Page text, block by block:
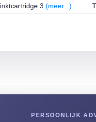
inktcartridge 3 (meer...)
PERSOONLIJK